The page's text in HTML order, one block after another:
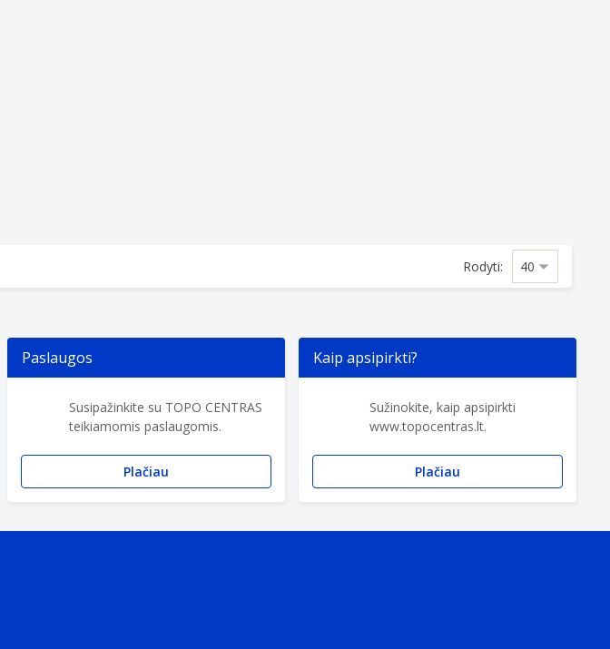
Rodyti:
Paslaugos
Susipažinkite su TOPO CENTRAS
teikiamomis paslaugomis.
Plačiau
Kaip apsipirkti?
Sužinokite, kaip apsipirkti
www.topocentras.lt.
Plačiau